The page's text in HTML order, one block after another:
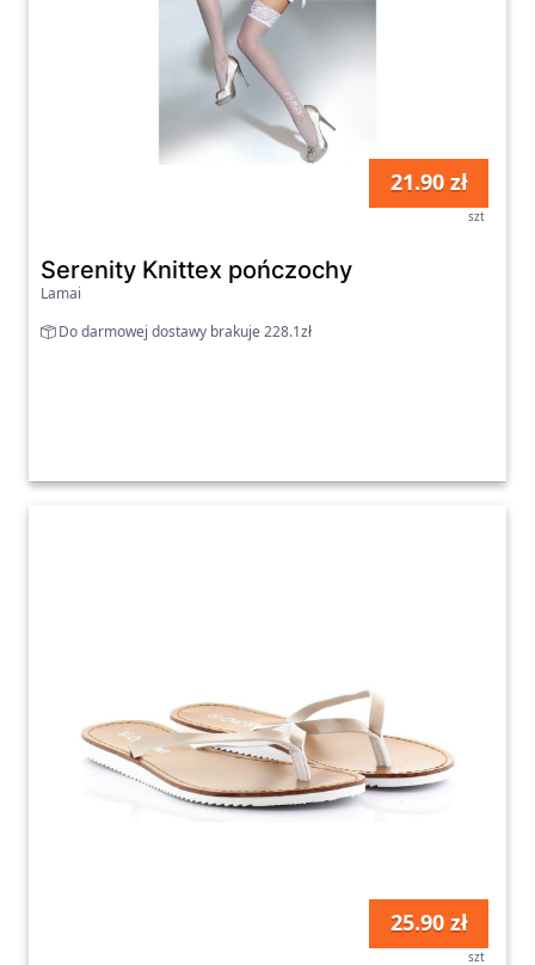
21.90 zł
szt
Serenity Knittex pończochy
Lamai
Do darmowej dostawy brakuje 228.1zł
25.90 zł
szt